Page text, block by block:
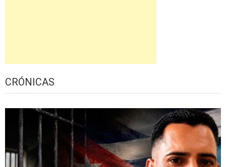
CRÓNICAS